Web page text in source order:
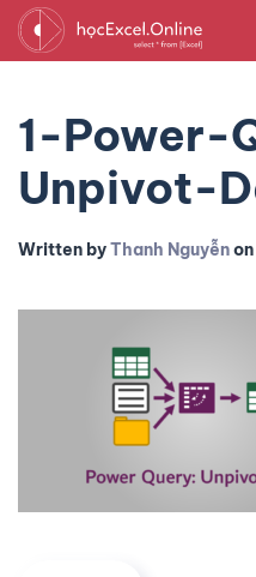
1-Power-
Unpivot-
Written byThanh Nguyễnon